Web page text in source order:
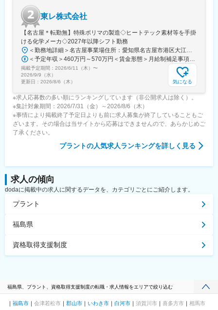
東レ株式会社
【名古屋＊転勤無】特殊ポリマの製造◇ヒートテック素材等を手掛
ける化学メーカ◇2027年以降シフト勤務
＜勤務地詳細＞名古屋事業場住所：愛知県名古屋市港区大江町9-1 勤務地最寄駅：名鉄築港線／東名古屋港駅受動喫煙対策：屋内喫煙可能場所あり変更の範囲：会社の定める事業所（リモートワーク含む）
＜予定年収＞460万円～570万円＜賃金形態＞月給制補足事項なし＜賃金内訳＞月額（基本給）：216,000円～303,000円＜月給＞216,000円～303,000円＜昇給有無＞有＜残業手当＞有＜給与補足＞※想定年収は諸手当込みの金額です。※残業代別途支給※給与詳細は同社規定により決定します。■昇給：年1回（4月）■賞与：年2回（6月、12月）※従事した場合のみ支払われる手当交代手当：25,000円深夜業手当：28,460円休日出勤手当：16,204円賃金はあくまでも目安の金額であり、選考を通じて上下する可能性があります。月給(月額)は固定手当を含めた表記です。
掲載予定期間： 2026/6/11（木） 〜
2026/9/9（水）
更新日： 2026/8/6（木） 気になる
※求人応募数の多い順にランキングしています（非公開求人は除く）。
※集計対象期間：2026/7/31（金）～2026/8/6（木）
※事情により掲載終了予定日よりも前に求人募集が終了していることもご
ざいます。その場合は当サイトから応募はできませんので、あらかじめご
了承ください。
プラントの人気求人ランキングを詳しく見る
求人の傾向
dodaに掲載中の求人に関するデータを、カテゴリごとにご紹介します。
プラント
福島県
資格取得支援制度
福島県、プラント、資格取得支援制度の転職・求人情報をエリアで絞り込む
福島市 会津若松市 郡山市 いわき市 白河市 須賀川市 喜多方市
相馬市